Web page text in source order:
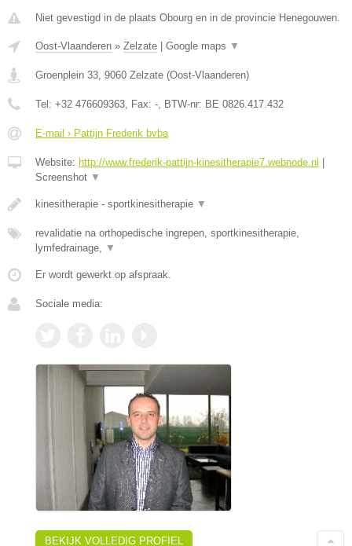
Niet gevestigd in de plaats Obourg en in de provincie Henegouwen.
Oost-Vlaanderen » Zelzate Google maps ▼
Groenplein 33, 9060 Zelzate (Oost-Vlaanderen)
Tel: +32 476609363, Fax: -, BTW-nr: BE 0826.417.432
E-mail › Pattijn Frederik bvba
Website: http://www.frederik-pattijn-kinesitherapie7.webnode.nl
Screenshot ▼
kinesitherapie - sportkinesitherapie ▼
revalidatie na orthopedische ingrepen, sportkinesitherapie,
lymfedrainage, ▼
Er wordt gewerkt op afspraak.
Sociale media:
BEKIJK VOLLEDIG PROFIEL